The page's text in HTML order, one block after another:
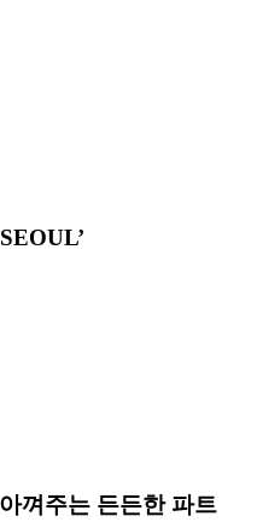
껴주는 든든한 파트